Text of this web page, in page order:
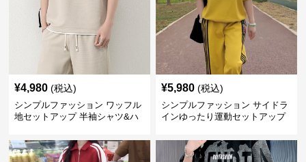
¥4,980 (税込)
シンプルファッション ワッフル
地セットアップ 半袖シャツ&ハ
¥5,980 (税込)
シンプルファッション サイドラ
インゆったり運動セットアップ